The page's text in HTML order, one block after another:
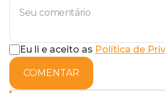
Eu li e aceito as Política de
COMENTAR